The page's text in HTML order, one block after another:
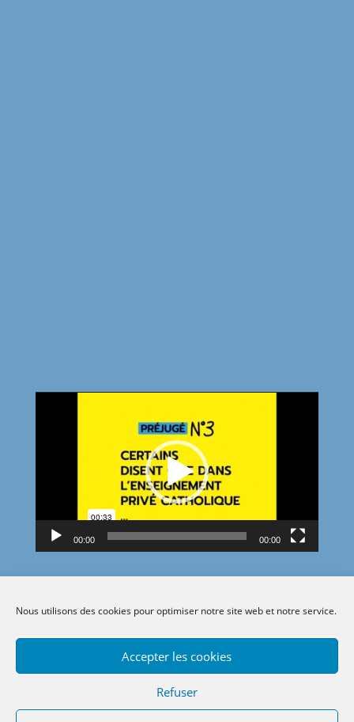
Nous utilisons des cookies pour optimiser notre site web et notre service.
Accepter les cookies
Refuser
00:00 00:00